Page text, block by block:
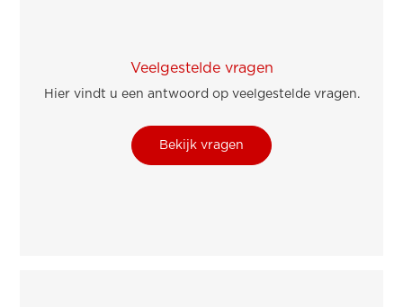
Veelgestelde vragen
Hier vindt u een antwoord op veelgestelde vragen.
Bekijk vragen